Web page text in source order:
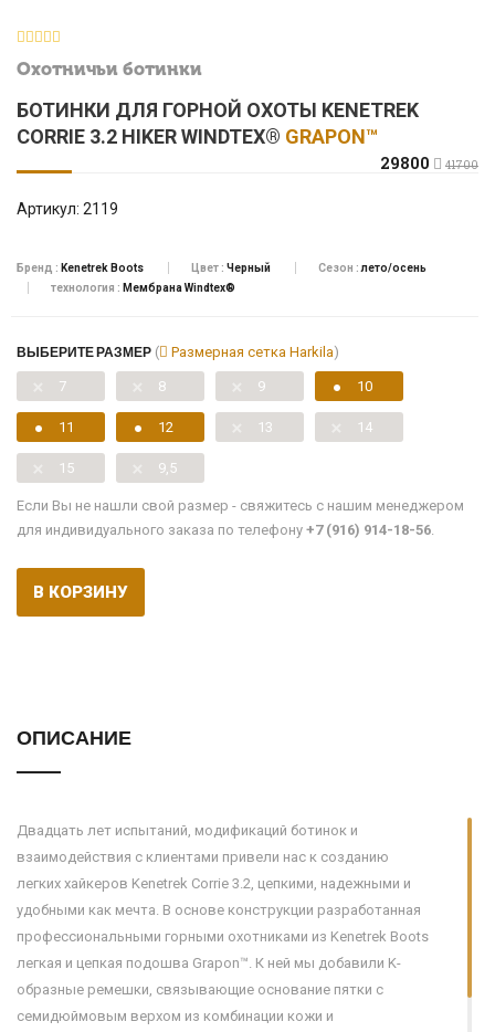
Охотничьи ботинки
БОТИНКИ ДЛЯ ГОРНОЙ ОХОТЫ KENETREK
CORRIE 3.2 HIKER WINDTEX® GRAPON™
29800 41700
Артикул: 2119
Бренд : Kenetrek Boots Цвет : Черный Сезон :лето/осень
технология : Мембрана Windtex®
ВЫБЕРИТЕ РАЗМЕР ( Размерная сетка Harkila)
7 8 9 10
11 12 13 14
15 9,5
Если Вы не нашли свой размер - свяжитесь с нашим менеджером
для индивидуального заказа по телефону +7 (916) 914-18-56.
В КОРЗИНУ
ОПИСАНИЕ
Двадцать лет испытаний, модификаций ботинок и
взаимодействия с клиентами привели нас к созданию
легких хайкеров Kenetrek Corrie 3.2, цепкими, надежными и
удобными как мечта. В основе конструкции разработанная
профессиональными горными охотниками из Kenetrek Boots
легкая и цепкая подошва Grapon™. К ней мы добавили K-
образные ремешки, связывающие основание пятки с
семидюймовым верхом из комбинации кожи и